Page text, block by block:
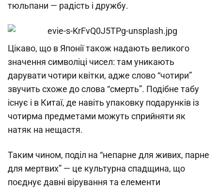
тюльпани — радість і дружбу.
Цікаво, що в Японії також надають великого
значення символіці чисел: там уникають
дарувати чотири квітки, адже слово “чотири”
звучить схоже до слова “смерть”. Подібне табу
існує і в Китаї, де навіть упаковку подарунків із
чотирма предметами можуть сприйняти як
натяк на нещастя.
Таким чином, поділ на “непарне для живих, парне
для мертвих” — це культурна спадщина, що
поєднує давні вірування та елементи